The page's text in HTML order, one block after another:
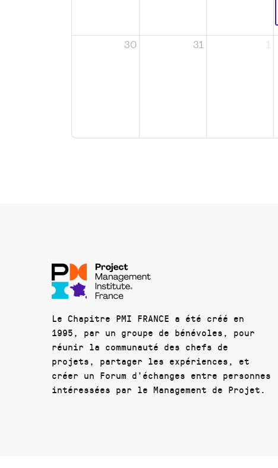
30 31 1
Le Chapitre PMI FRANCE a été créé en
1995, par un groupe de bénévoles, pour
réunir la communauté des chefs de
projets, partager les expériences, et
créer un Forum d'échanges entre personnes
intéressées par le Management de Projet.